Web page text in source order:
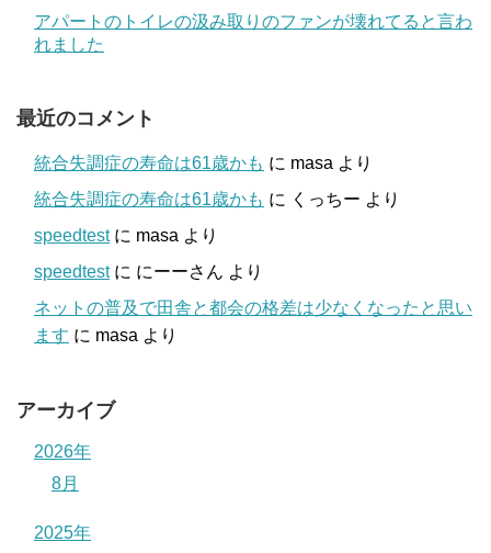
アパートのトイレの汲み取りのファンが壊れてると言わ
れました
最近のコメント
統合失調症の寿命は61歳かも に masa より
統合失調症の寿命は61歳かも に くっちー より
speedtestに masa より
speedtestに にーーさん より
ネットの普及で田舎と都会の格差は少なくなったと思い
ます に masa より
アーカイブ
2026年
8月
2025年